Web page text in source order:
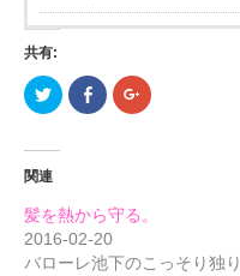
共有:
ク
リ
し
共
有
(新
し
い
Facebook
で
ク
リ
ッ
ク
し
ク
リ
有
い
関連
髪を熱から守る。
2016-02-20
バローレ池下のこっそり独り